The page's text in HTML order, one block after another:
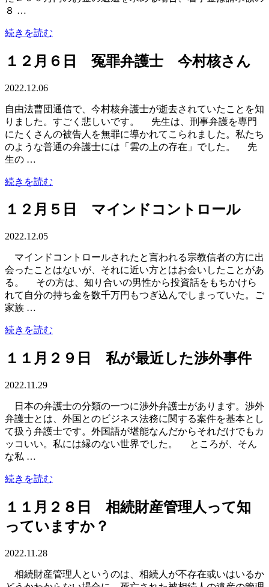
８ …
続きを読む
１２月６日 冤罪弁護士 今村核さん
2022.12.06
自由法曹団通信で、今村核弁護士が逝去されていたことを知
りました。すごく悲しいです。 先生は、刑事弁護を専門
にたくさんの被告人を無罪に導かれてこられました。私たち
のような普通の弁護士には「雲の上の存在」でした。 先
生の …
続きを読む
１２月５日 マインドコントロール
2022.12.05
マインドコントロールされたと言われる宗教信者の方に出
会ったことはないが、それに近い方とはお会いしたことがあ
る。 その方は、知り合いの男性から投資話をもちかけら
れて自分の持ち金を数千万円もつぎ込んでしまっていた。ご
家族 …
続きを読む
１１月２９日 私が最近した渉外事件
2022.11.29
日本の弁護士の分類の一つに渉外弁護士があります。渉外
弁護士とは、外国とのビジネス法務に関する案件を基本とし
て扱う弁護士です。外国語が堪能なんだからそれだけでもカ
ッコいい。私には縁のない世界でした。 ところが、そん
な私 …
続きを読む
１１月２８日 相続財産管理人って知
っていますか？
2022.11.28
相続財産管理人というのは、相続人が不存在或いはいるか